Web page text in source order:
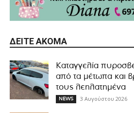
ΔΕΊΤΕ ΑΚΌΜΑ
Καταγγελία
από τα μέτωπα και
τους λεηλατημένα
NEWS 3 Αυγούστου 2026